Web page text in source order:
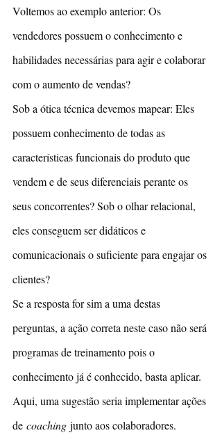
Voltemos ao exemplo anterior: Os
vendedores possuem o conhecimento e
habilidades necessárias para agir e colaborar
com o aumento de vendas?
Sob a ótica técnica devemos mapear: Eles
possuem conhecimento de todas as
características funcionais do produto que
vendem e de seus diferenciais perante os
seus concorrentes? Sob o olhar relacional,
eles conseguem ser didáticos e
comunicacionais o suficiente para engajar os
clientes?
Se a resposta for sim a uma destas
perguntas, a ação correta neste caso não será
programas de treinamento pois o
conhecimento já é conhecido, basta aplicar.
Aqui, uma sugestão seria implementar ações
de coaching junto aos colaboradores.